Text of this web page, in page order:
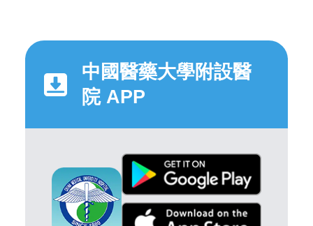
中國醫藥大學附設醫
院 APP